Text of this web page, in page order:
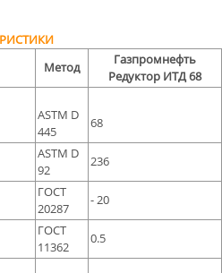
Метод
Газпромнефть
Редуктор ИТД 68
ASTM D
445
68
ASTM D
92
236
ГОСТ
20287
- 20
ГОСТ
11362
0.5